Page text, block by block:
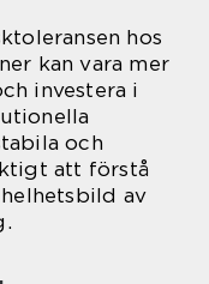
hos
kan vara mer
investera i
och
att förstå
av